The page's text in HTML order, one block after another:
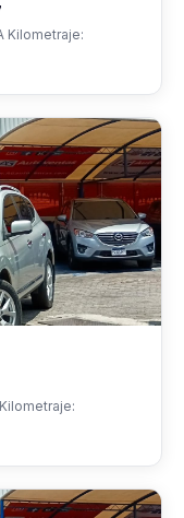
Kilometraje: